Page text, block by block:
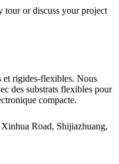
tour or discuss your project
rigides-flexibles. Nous
des substrats flexibles pour
compacte.
Road, Shijiazhuang,